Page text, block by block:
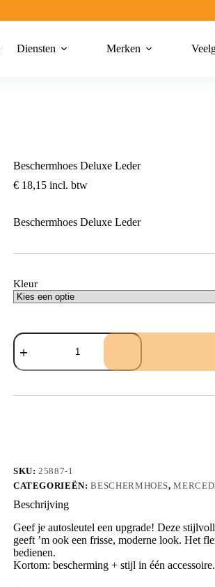
Diensten Merken
Beschermhoes Deluxe Leder
€18,15incl. btw
Beschermhoes Deluxe Leder
Kleur
Beschermhoes
Deluxe
Leder
aantal
SKU:25887-1
CATEGORIEËN:BESCHERMHOES,
Beschrijving
Geef je autosleutel een upgrade! Deze
geeft ’m ook een frisse, moderne look. Het
bedienen.
Kortom: bescherming + stijl in één